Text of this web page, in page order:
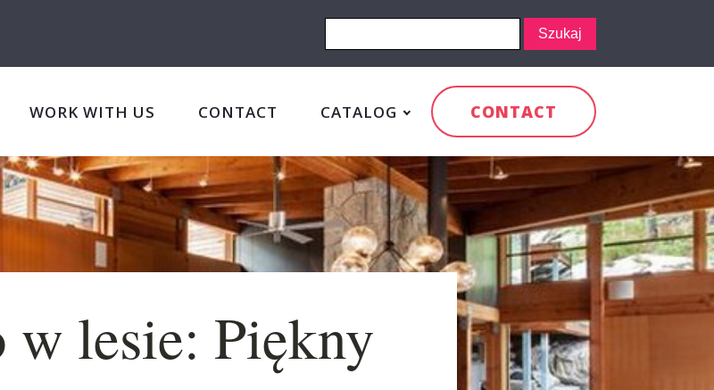
WORK WITH US CONTACT CATALOG CONTACT
w lesie: Piękny